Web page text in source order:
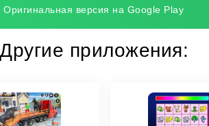
Оригинальная версия на Google Play
Другие приложения: